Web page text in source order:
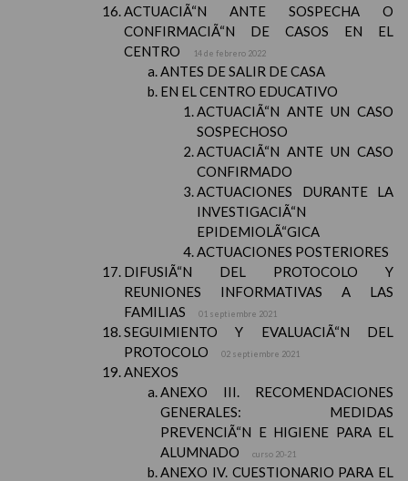
ACTUACIÃ“N ANTE SOSPECHA O
CONFIRMACIÃ“N DE CASOS EN EL
CENTRO
14 de febrero 2022
ANTES DE SALIR DE CASA
EN EL CENTRO EDUCATIVO
ACTUACIÃ“N ANTE UN CASO
SOSPECHOSO
ACTUACIÃ“N ANTE UN CASO
CONFIRMADO
ACTUACIONES DURANTE LA
INVESTIGACIÃ“N
EPIDEMIOLÃ“GICA
ACTUACIONES POSTERIORES
DIFUSIÃ“N DEL PROTOCOLO Y
REUNIONES INFORMATIVAS A LAS
FAMILIAS
01 septiembre 2021
SEGUIMIENTO Y EVALUACIÃ“N DEL
PROTOCOLO
02 septiembre 2021
ANEXOS
ANEXO III. RECOMENDACIONES
GENERALES: MEDIDAS
PREVENCIÃ“N E HIGIENE PARA EL
ALUMNADO
curso 20-21
ANEXO IV. CUESTIONARIO PARA EL